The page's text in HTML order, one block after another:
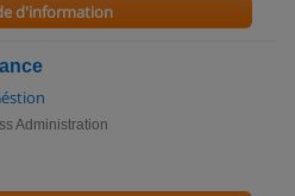
d'information
Administration